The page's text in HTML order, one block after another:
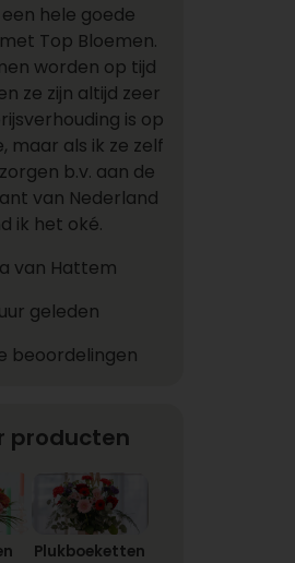
hele goede
Top Bloemen.
worden op tijd
ze zijn altijd zeer
is op
maar als ik ze zelf
b.v. aan de
van Nederland
ik het oké.
van Hattem
geleden
beoordelingen
producten
Plukboeketten